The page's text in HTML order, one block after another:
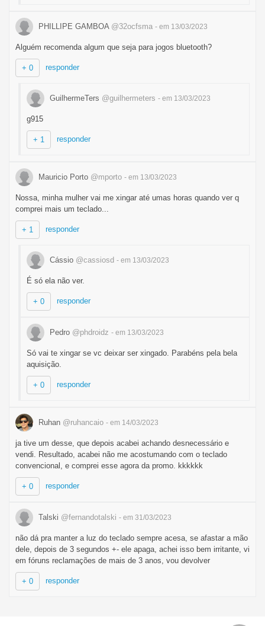
PHILLIPE GAMBOA @32ocfsma - em 13/03/2023
Alguém recomenda algum que seja para jogos bluetooth?
+ 0 responder
GuilhermeTers @guilhermeters - em 13/03/2023
g915
+ 1 responder
Mauricio Porto @mporto - em 13/03/2023
Nossa, minha mulher vai me xingar até umas horas quando ver q
comprei mais um teclado...
+ 1 responder
Cássio @cassiosd - em 13/03/2023
É só ela não ver.
+ 0 responder
Pedro @phdroidz - em 13/03/2023
Só vai te xingar se vc deixar ser xingado. Parabéns pela bela
aquisição.
+ 0 responder
Ruhan @ruhancaio - em 14/03/2023
ja tive um desse, que depois acabei achando desnecessário e
vendi. Resultado, acabei não me acostumando com o teclado
convencional, e comprei esse agora da promo. kkkkkk
+ 0 responder
Talski @fernandotalski - em 31/03/2023
não dá pra manter a luz do teclado sempre acesa, se afastar a mão
dele, depois de 3 segundos +- ele apaga, achei isso bem irritante, vi
em fóruns reclamações de mais de 3 anos, vou devolver
+ 0 responder